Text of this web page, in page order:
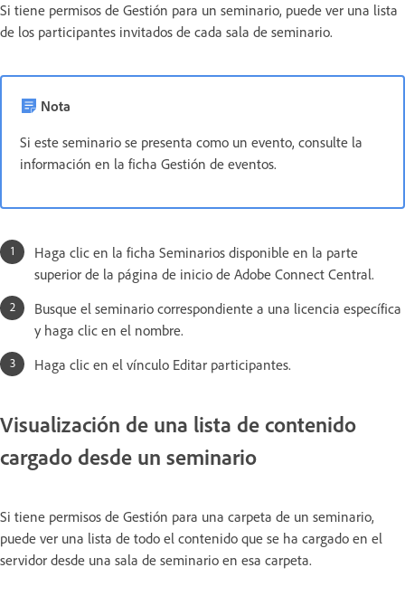
Si tiene permisos de Gestión para un seminario, puede ver una lista
de los participantes invitados de cada sala de seminario.
Nota
Si este seminario se presenta como un evento, consulte la
información en la ficha Gestión de eventos.
Haga clic en la ficha Seminarios disponible en la parte
superior de la página de inicio de Adobe Connect Central.
Busque el seminario correspondiente a una licencia específica
y haga clic en el nombre.
Haga clic en el vínculo Editar participantes.
Visualización de una lista de contenido
cargado desde un seminario
Si tiene permisos de Gestión para una carpeta de un seminario,
puede ver una lista de todo el contenido que se ha cargado en el
servidor desde una sala de seminario en esa carpeta.